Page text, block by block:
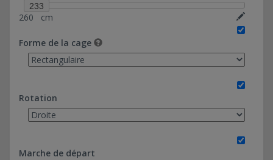
60*97,20-Ref 0374039
233
260 cm
Forme de la cage
Rotation
Marche de départ